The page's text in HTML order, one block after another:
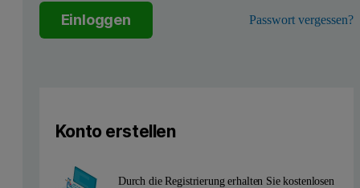
Einloggen Passwort vergessen?
Konto erstellen
Durch die Registrierung erhalten Sie kostenlosen